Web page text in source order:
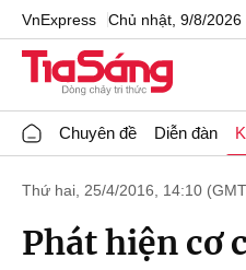
VnExpress Chủ nhật, 9/8/2026
Chuyên đề Diễn đàn
Thứ hai, 25/4/2016, 14:10
Phát hiện cơ